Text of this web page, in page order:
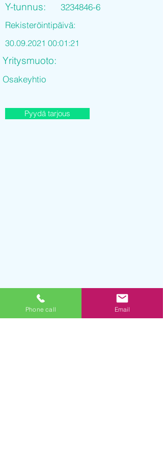
Y-tunnus:
3234846-6
Rekisteröintipäivä:
30.09.2021 00:01:21
Yritysmuoto:
Osakeyhtio
Pyydä tarjous
Phone call Email